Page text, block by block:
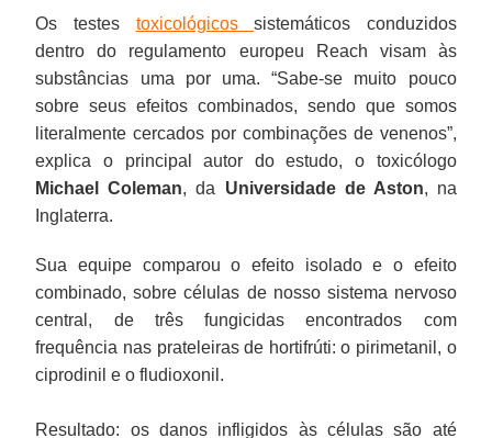
Os testes toxicológicossistemáticos conduzidos
dentro do regulamento europeu Reach visam às
substâncias uma por uma. “Sabe-se muito pouco
sobre seus efeitos combinados, sendo que somos
literalmente cercados por combinações de venenos”,
explica o principal autor do estudo, o toxicólogo
Michael Coleman, da Universidade de Aston, na
Inglaterra.
Sua equipe comparou o efeito isolado e o efeito
combinado, sobre células de nosso sistema nervoso
central, de três fungicidas encontrados com
frequência nas prateleiras de hortifrúti: o pirimetanil, o
ciprodinil e o fludioxonil.
Resultado: os danos infligidos às células são até